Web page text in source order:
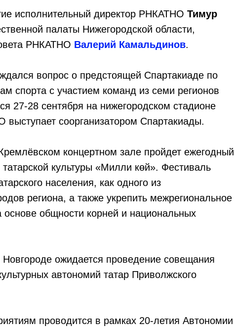
исполнительный директор РНКАТНО Тимур
палаты Нижегородской области,
РНКАТНО Валерий Камальдинов.
вопрос о предстоящей Спартакиаде по
спорта с участием команд из семи регионов
27-28 сентября на нижегородском стадионе
соорганизатором Спартакиады.
концертном зале пройдет ежегодный
культуры «Милли көй». Фестиваль
населения, как одного из
региона, а также укрепить межрегиональное
основе общности корней и национальных
ожидается проведение совещания
автономий татар Приволжского
проводится в рамках 20-летия Автономии